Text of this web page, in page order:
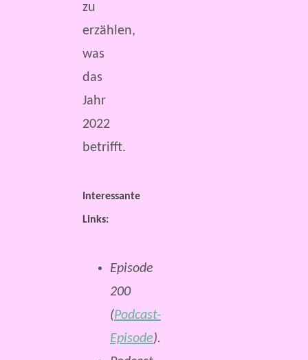
zu
erzählen,
was
das
Jahr
2022
betrifft.
Interessante
Links:
Episode
200
(Podcast-
Episode).